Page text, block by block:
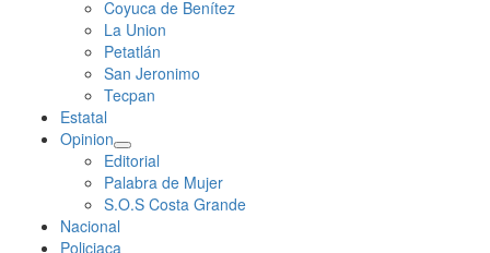
Coyuca de Benítez
La Union
Petatlán
San Jeronimo
Tecpan
Estatal
Opinion
Editorial
Palabra de Mujer
S.O.S Costa Grande
Nacional
Policiaca